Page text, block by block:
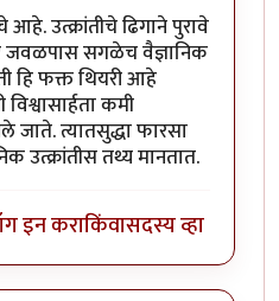
उत्क्रांतीचे ढिगाने पुरावे
जवळपास सगळेच वैज्ञानिक
हि फक्त थियरी आहे
कमी
जाते. त्यातसुद्धा फारसा
उत्क्रांतीस तथ्य मानतात.
इन कराकिंवासदस्य व्हा